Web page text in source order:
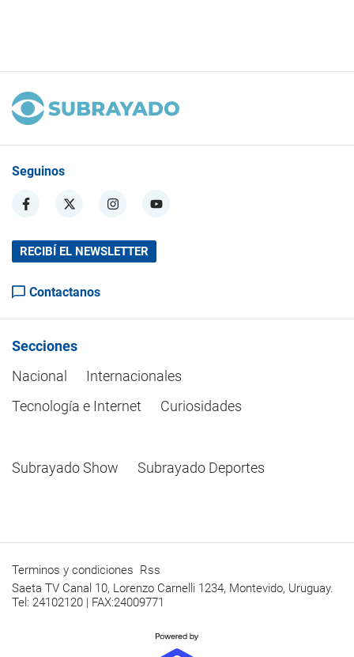
Seguinos
RECIBÍ EL NEWSLETTER
Contactanos
Secciones
Nacional
Internacionales
Tecnología e Internet
Curiosidades
Subrayado Show Subrayado Deportes
Terminos y condiciones Rss
Saeta TV Canal 10, Lorenzo Carnelli 1234, Montevido, Uruguay.
Tel: 24102120 | FAX:24009771